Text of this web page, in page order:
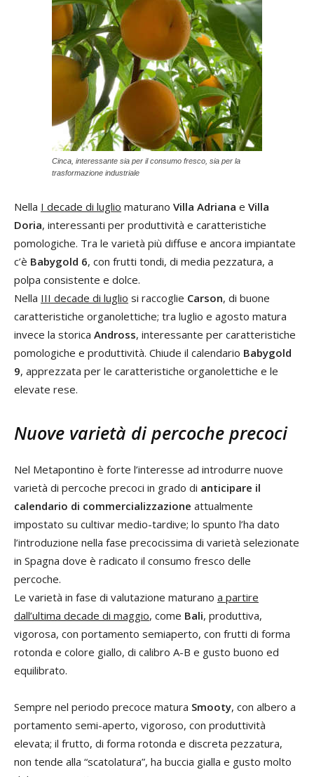
Cinca, interessante sia per il consumo fresco, sia per la
trasformazione industriale
Nella I decade di luglio maturano Villa Adriana e Villa
Doria, interessanti per produttività e caratteristiche
pomologiche. Tra le varietà più diffuse e ancora impiantate
c’è Babygold 6, con frutti tondi, di media pezzatura, a
polpa consistente e dolce.
Nella III decade di luglio si raccoglie Carson, di buone
caratteristiche organolettiche; tra luglio e agosto matura
invece la storica Andross, interessante per caratteristiche
pomologiche e produttività. Chiude il calendario Babygold
9, apprezzata per le caratteristiche organolettiche e le
elevate rese.
Nuove varietà di percoche precoci
Nel Metapontino è forte l’interesse ad introdurre nuove
varietà di percoche precoci in grado di anticipare il
calendario di commercializzazione attualmente
impostato su cultivar medio-tardive; lo spunto l’ha dato
l’introduzione nella fase precocissima di varietà selezionate
in Spagna dove è radicato il consumo fresco delle
percoche.
Le varietà in fase di valutazione maturano a partire
dall’ultima decade di maggio, come Bali, produttiva,
vigorosa, con portamento semiaperto, con frutti di forma
rotonda e colore giallo, di calibro A-B e gusto buono ed
equilibrato.
Sempre nel periodo precoce matura Smooty, con albero a
portamento semi-aperto, vigoroso, con produttività
elevata; il frutto, di forma rotonda e discreta pezzatura,
non tende alla “scatolatura”, ha buccia gialla e gusto molto